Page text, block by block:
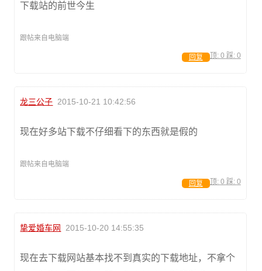
下载站的前世今生
跟帖来自电脑端
顶: 0 踩: 0
回复
龙三公子 2015-10-21 10:42:56
现在好多站下载不仔细看下的东西就是假的
跟帖来自电脑端
顶: 0 踩: 0
回复
挚爱婚车网 2015-10-20 14:55:35
现在去下载网站基本找不到真实的下载地址，不拿个